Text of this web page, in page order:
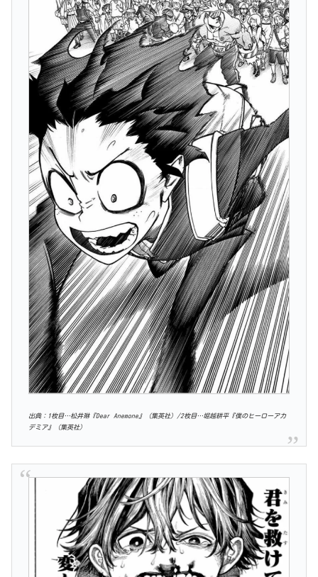
出典：1枚目…松井琳『Dear Anemone』（集英社）/2枚目…堀越耕平『僕のヒーローアカ
デミア』（集英社）